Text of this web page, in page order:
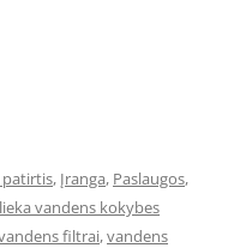
patirtis, Įranga, Paslaugos,
vandens kokybes
filtrai,vandens